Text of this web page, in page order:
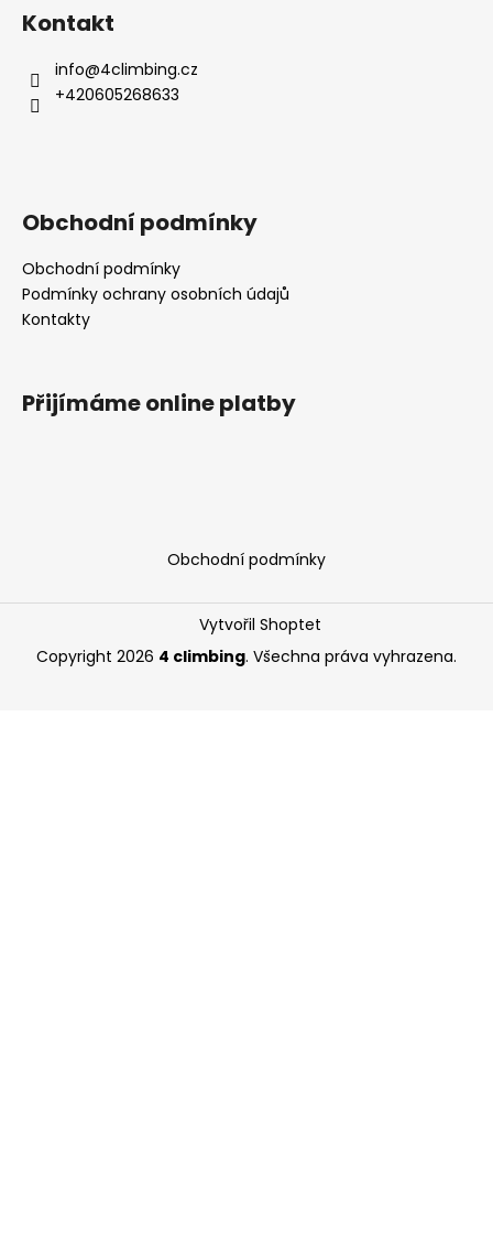
Kontakt
info@4climbing.cz
+420605268633
Obchodní podmínky
Obchodní podmínky
Podmínky ochrany osobních údajů
Kontakty
Přijímáme online platby
Obchodní podmínky
Vytvořil Shoptet
Copyright 2026 4 climbing. Všechna práva vyhrazena.